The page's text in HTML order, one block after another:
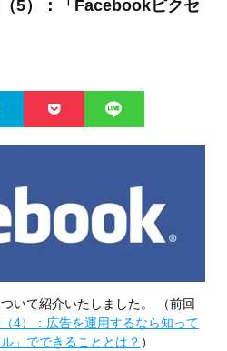
5）：「Facebookピクセ
いて紹介いたしました。 （前回
4）：広告を運用するなら知って
」でできることとは？ ）